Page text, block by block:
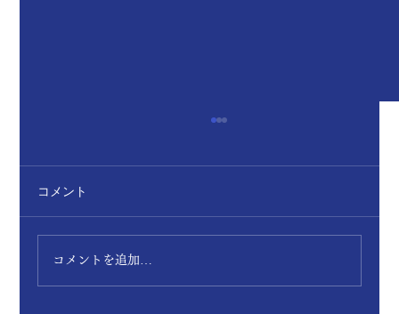
クリアランスセール実施
コメント
コメントを追加…